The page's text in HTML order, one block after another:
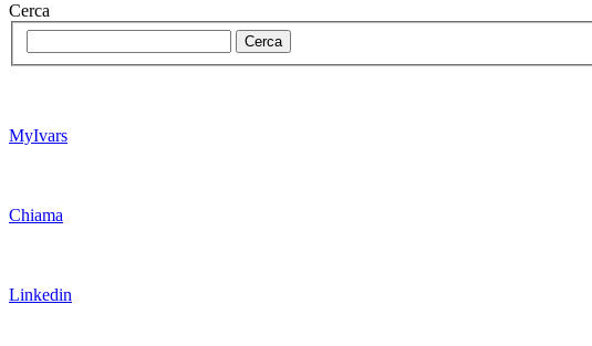
Cerca
MyIvars
Chiama
Linkedin